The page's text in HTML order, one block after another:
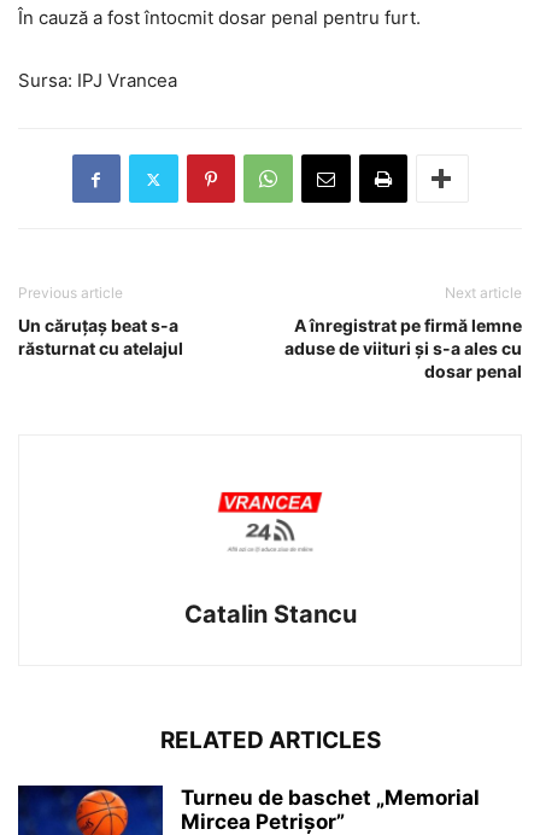
În cauză a fost întocmit dosar penal pentru furt.
Sursa: IPJ Vrancea
Previous article
Un căruțaș beat s-a
răsturnat cu atelajul
Next article
A înregistrat pe firmă lemne
aduse de viituri și s-a ales cu
dosar penal
Catalin Stancu
RELATED ARTICLES
Turneu de baschet „Memorial
Mircea Petrișor”